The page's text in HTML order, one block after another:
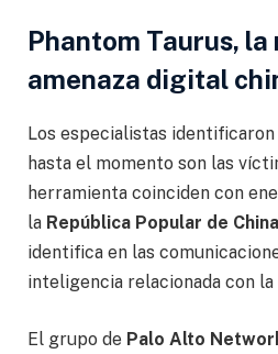
Phantom Taurus, la
amenaza digital
Los especialistas
hasta el momento son las
herramienta coinciden con
la República Popular de China
identifica en las
inteligencia relacionada con la
El grupo de Palo Alto